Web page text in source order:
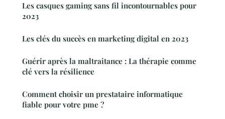
Les casques gaming sans fil incontournables pour
2023
Les clés du succès en marketing digital en 2023
Guérir après la maltraitance : La thérapie comme
clé vers la résilience
Comment choisir un prestataire informatique
fiable pour votre pme ?